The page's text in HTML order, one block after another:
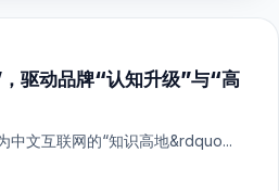
驱动品牌“认知升级”与“高
中文互联网的“知识高地&rdquo...